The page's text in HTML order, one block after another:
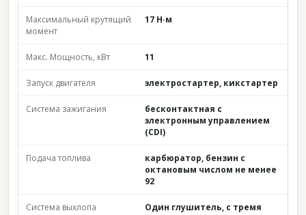
Максимальный крутящий
момент
17 Н·м
Макс. Мощность, кВт 11
Запуск двигателя электростартер, кикстартер
Система зажигания
бесконтактная с
электронным управлением
(CDI)
Подача топлива
карбюратор, бензин с
октановым числом не менее
92
Система выхлопа
Один глушитель, с тремя